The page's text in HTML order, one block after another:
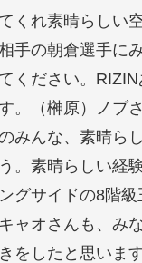
くれ素晴らしい
手の朝倉選手に
ください。RIZIN
。（榊原）ノブ
みんな、素晴ら
。素晴らしい経
グサイドの8階級
ャオさんも、み
をしたと思いま